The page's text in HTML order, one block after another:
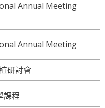
Annual Meeting
Annual Meeting
研討會
課程